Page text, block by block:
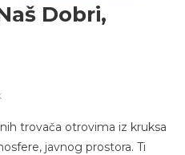
Dobri,
trovača otrovima iz kruksa
javnog prostora. Ti